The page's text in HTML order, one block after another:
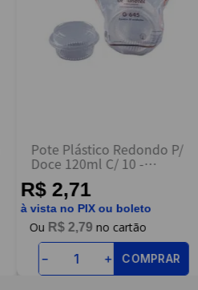
Pote Plástico Redondo P/
Doce 120ml C/ 10 -
Galvanotek
R$ 2,71
à vista no PIX ou boleto
R$ 2,79
＋
－ COMPRAR